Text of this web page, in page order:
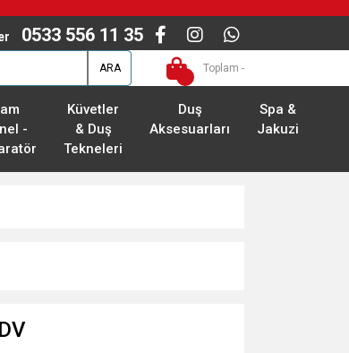
0533 556 11 35
ARA Toplam -
-
Küvetler
& Duş
Tekneleri
Duş
Aksesuarları
Spa &
Jakuzi